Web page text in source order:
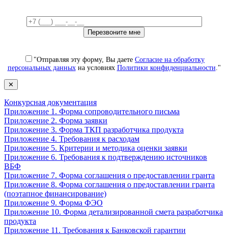
"Отправляя эту форму, Вы даете Согласие на обработку
персональных данныхна условиях Политики конфиденциальности ."
✕
Конкурсная документация
Приложение 1. Форма сопроводительного письма
Приложение 2. Форма заявки
Приложение 3. Форма ТКП разработчика продукта
Приложение 4. Требования к расходам
Приложение 5. Критерии и методика оценки заявки
Приложение 6. Требования к подтверждению источников
ВБФ
Приложение 7. Форма соглашения о предоставлении гранта
Приложение 8. Форма соглашения о предоставлении гранта
(поэтапное финансирование)
Приложение 9. Форма ФЭО
Приложение 10. Форма детализированной смета разработчика
продукта
Приложение 11. Требования к Банковской гарантии